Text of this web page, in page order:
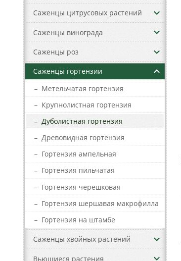
Саженцы цитрусовых растений keyboard_arrow_down
Саженцы винограда keyboard_arrow_down
Саженцы роз keyboard_arrow_down
Саженцы гортензии keyboard_arrow_up
– Метельчатая гортензия
– Крупнолистная гортензия
– Дуболистная гортензия
– Древовидная гортензия
– Гортензия ампельная
– Гортензия пильчатая
– Гортензия черешковая
– Гортензия шершавая макрофилла
– Гортензия на штамбе
Саженцы хвойных растений keyboard_arrow_down
Вьющиеся растения